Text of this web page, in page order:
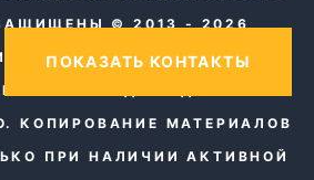
© 2013 - 2026
ПРОДВИЖЕНИЕ САЙТОВ.
ЯНДЕКС ДИРЕКТ И
КОПИРОВАНИЕ МАТЕРИАЛОВ
ПРИ НАЛИЧИИ АКТИВНОЙ
ПОКАЗАТЬ КОНТАКТЫ